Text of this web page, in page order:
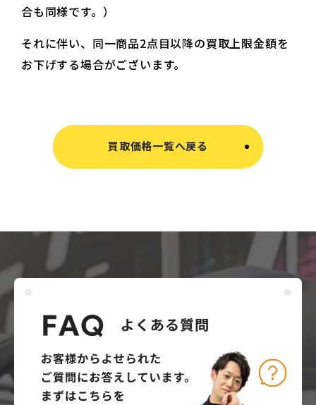
合も同様です。）
それに伴い、同一商品2点目以降の買取上限金額を
お下げする場合がございます。
買取価格一覧へ戻る